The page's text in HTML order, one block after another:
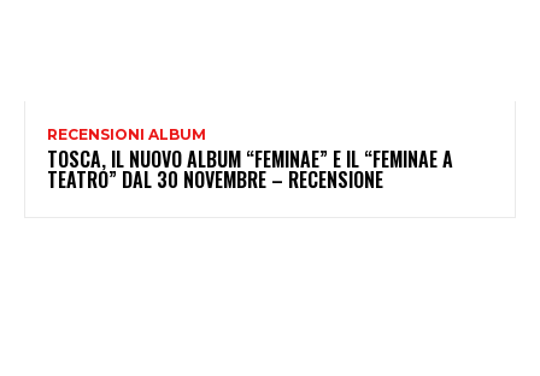
RECENSIONI ALBUM
TOSCA, IL NUOVO ALBUM “FEMINAE” E IL “FEMINAE A
TEATRO” DAL 30 NOVEMBRE – RECENSIONE